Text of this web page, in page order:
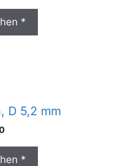
*
D 5,2 mm
*